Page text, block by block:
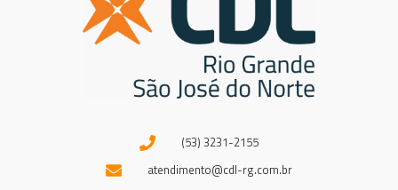
(53) 3231-2155
atendimento@cdl-rg.com.br